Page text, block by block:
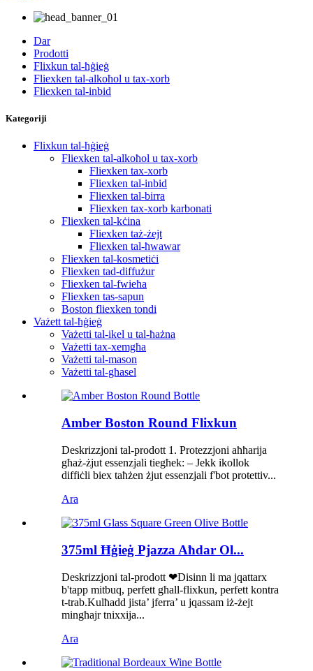
Dar
Prodotti
Flixkun tal-ħġieġ
Fliexken tal-alkoħol u tax-xorb
Fliexken tal-inbid
Kategoriji
Flixkun tal-ħġieġ
Fliexken tal-alkoħol u tax-xorb
Fliexken tax-xorb
Fliexken tal-inbid
Fliexken tal-birra
Fliexken tax-xorb karbonati
Fliexken tal-kċina
Fliexken taż-żejt
Fliexken tal-ħwawar
Fliexken tal-kosmetiċi
Fliexken tad-diffużur
Fliexken tal-fwieħa
Fliexken tas-sapun
Boston fliexken tondi
Vażett tal-ħġieġ
Vażetti tal-ikel u tal-ħażna
Vażetti tax-xemgħa
Vażetti tal-mason
Vażetti tal-għasel
Amber Boston Round Flixkun
Deskrizzjoni tal-prodott 1. Protezzjoni aħħarija
għaż-żjut essenzjali tiegħek: – Jekk ikollok
diffiċli biex taħżen żjut essenzjali f'bot protettiv...
Ara
375ml Ħġieġ Pjazza Aħdar Ol...
Deskrizzjoni tal-prodott ❤Disinn li ma jqattarx
b'tapp mitbuq, perfett għall-flixkun, perfett kontra
t-trab.Kulħadd jista’ jferra’ u jqassam iż-żejt
mingħajr tnixxija...
Ara